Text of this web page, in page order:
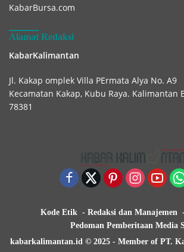
KabarBursa.com
Alamat Redaksi
KabarKalimantan
Jl. Kakap omplek Villa PErmata Alya No. A9
Kecamatan Kakap, Kubu Raya. Kalimantan
78381
Kode Etik Redaksi dan Manajemen
Pedoman Pemberitaan Media
kabarkalimantan.id © 2025 - Member of PT.